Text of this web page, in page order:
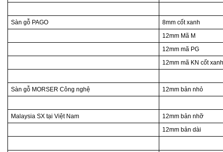
Sàn gỗ PAGO
8mm cốt xanh
12mm Mã M
12mm mã PG
12mm mã KN cốt xanh
Sàn gỗ MORSER Công nghệ 12mm bản nhỏ
Malaysia SX tại Việt Nam
12mm bản nhỡ
12mm bản dài